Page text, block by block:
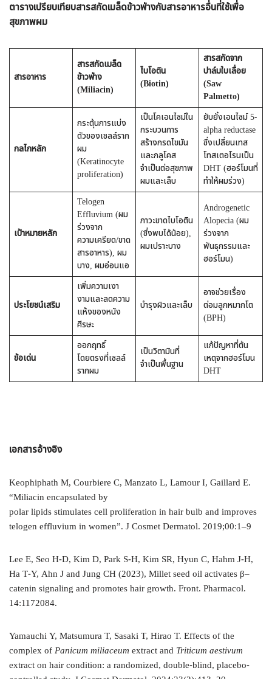
ตารางเปรียบเทียบสารสกัดเมล็ดข้าวฟ่างกับสารอาหารอื่นที่ใช้เพื่อ
สุขภาพผม
สารอาหาร
สารสกัดเมล็ด
ข้าวฟ่าง
(Miliacin)
ไบโอติน
(Biotin)
สารสกัดจาก
ปาล์มใบเลื่อย
(Saw
Palmetto)
กลไกหลัก
กระตุ้นการแบ่ง
ตัวของเซลล์ราก
ผม
(Keratinocyte
proliferation)
เป็นโคเอนไซม์ใน
กระบวนการ
สร้างกรดไขมัน
และกลูโคส
จำเป็นต่อสุขภาพ
ผมและเล็บ
ยับยั้งเอนไซม์ 5-
alpha reductase
ซึ่งเปลี่ยนเทส
โทสเตอโรนเป็น
DHT (ฮอร์โมนที่
ทำให้ผมร่วง)
เป้าหมายหลัก
Telogen
Effluvium (ผม
ร่วงจาก
ความเครียด/ขาด
สารอาหาร), ผม
บาง, ผมอ่อนแอ
ภาวะขาดไบโอติน
(ซึ่งพบได้น้อย),
ผมเปราะบาง
Androgenetic
Alopecia (ผม
ร่วงจาก
พันธุกรรมและ
ฮอร์โมน)
ประโยชน์เสริม
เพิ่มความเงา
งามและลดความ
แห้งของหนัง
ศีรษะ
บำรุงผิวและเล็บ
อาจช่วยเรื่อง
ต่อมลูกหมากโต
(BPH)
ข้อเด่น
ออกฤทธิ์
โดยตรงที่เซลล์
รากผม
เป็นวิตามินที่
จำเป็นพื้นฐาน
แก้ปัญหาที่ต้น
เหตุจากฮอร์โมน
DHT
เอกสารอ้างอิง
Keophiphath M, Courbiere C, Manzato L, Lamour I, Gaillard E.
“Miliacin encapsulated by
polar lipids stimulates cell proliferation in hair bulb and improves
telogen effluvium in women”. J Cosmet Dermatol. 2019;00:1–9
Lee E, Seo H-D, Kim D, Park S-H, Kim SR, Hyun C, Hahm J-H,
Ha T-Y, Ahn J and Jung CH (2023), Millet seed oil activates β–
catenin signaling and promotes hair growth. Front. Pharmacol.
14:1172084.
Yamauchi Y, Matsumura T, Sasaki T, Hirao T. Effects of the
complex ofPanicum miliaceum extract and Triticum aestivum
extract on hair condition: a randomized, double-blind, placebo-